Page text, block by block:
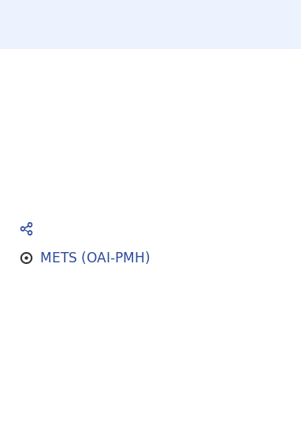
METS (OAI-PMH)